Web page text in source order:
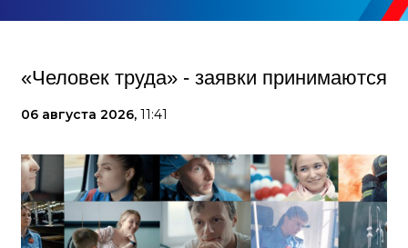
«Человек труда» - заявки принимаются
06 августа 2026, 11:41